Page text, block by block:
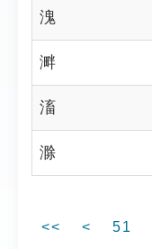
溾
溿
滀
滁
<< < 51